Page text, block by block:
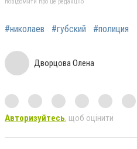
#николаев #губский #полиция
Дворцова Олена
Авторизуйтесь, щоб оцінити